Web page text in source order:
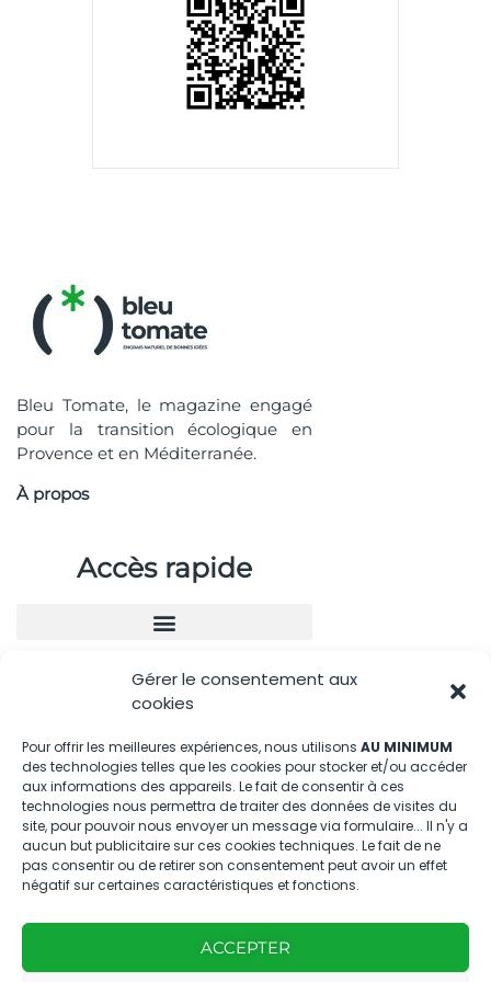
Gérer le consentement aux
cookies
Pour offrir les meilleures expériences, nous utilisons AU MINIMUM
des technologies telles que les cookies pour stocker et/ou accéder
aux informations des appareils. Le fait de consentir à ces
technologies nous permettra de traiter des données de visites du
site, pour pouvoir nous envoyer un message via formulaire... Il n'y a
aucun but publicitaire sur ces cookies techniques. Le fait de ne
pas consentir ou de retirer son consentement peut avoir un effet
négatif sur certaines caractéristiques et fonctions.
ACCEPTER
Bleu Tomate, le magazine engagé
pour la transition écologique en
Provence et en Méditerranée.
À propos
Accès rapide
Nous contacter
04.88.08.75.28
contactBT@bleu-tomate.fr
Kit média
Kit média Bleu Tomate
Nous suivre